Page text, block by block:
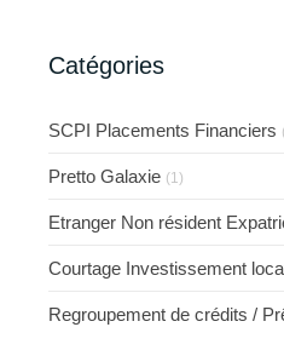
Catégories
SCPI Placements Financiers
Pretto Galaxie (1)
Etranger Non résident
Courtage Investissement
Regroupement de crédits /